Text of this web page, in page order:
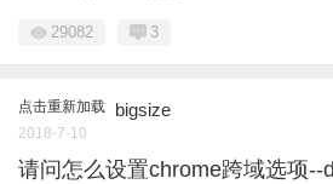
29082 3
点击重新加载 bigsize
2018-7-10
请问怎么设置chrome跨域选项--